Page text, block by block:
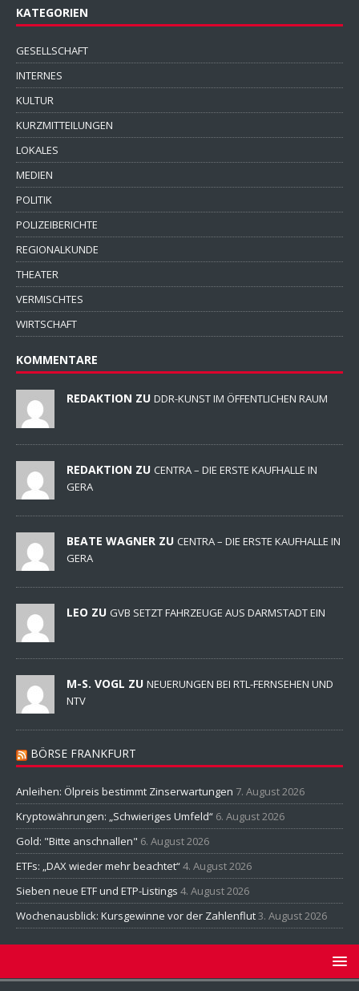
KATEGORIEN
GESELLSCHAFT
INTERNES
KULTUR
KURZMITTEILUNGEN
LOKALES
MEDIEN
POLITIK
POLIZEIBERICHTE
REGIONALKUNDE
THEATER
VERMISCHTES
WIRTSCHAFT
KOMMENTARE
REDAKTION ZU DDR-KUNST IM ÖFFENTLICHEN RAUM
REDAKTION ZU CENTRA – DIE ERSTE KAUFHALLE IN
GERA
BEATE WAGNER ZU CENTRA – DIE ERSTE KAUFHALLE IN
GERA
LEO ZU GVB SETZT FAHRZEUGE AUS DARMSTADT EIN
M-S. VOGL ZU NEUERUNGEN BEI RTL-FERNSEHEN UND
NTV
BÖRSE FRANKFURT
Anleihen: Ölpreis bestimmt Zinserwartungen 7. August 2026
Kryptowährungen: „Schwieriges Umfeld“ 6. August 2026
Gold: "Bitte anschnallen" 6. August 2026
ETFs: „DAX wieder mehr beachtet“4. August 2026
Sieben neue ETF und ETP-Listings 4. August 2026
Wochenausblick: Kursgewinne vor der Zahlenflut3. August 2026